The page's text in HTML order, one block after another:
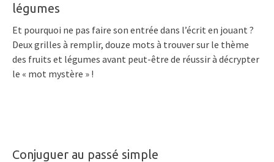
légumes
Et pourquoi ne pas faire son entrée dans l’écrit en jouant ?
Deux grilles à remplir, douze mots à trouver sur le thème
des fruits et légumes avant peut-être de réussir à décrypter
le « mot mystère » !
Conjuguer au passé simple